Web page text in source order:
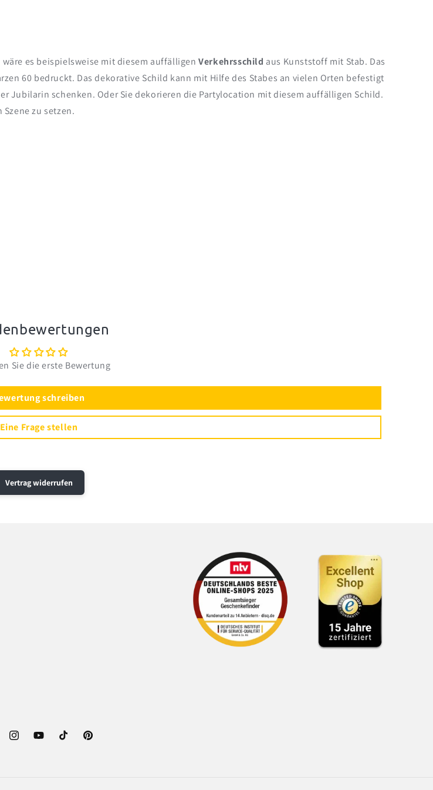
es beispielsweise mit diesem auffälligenVerkehrsschild aus Kunststoff mit Stab. Das
60 bedruckt. Das dekorative Schild kann mit Hilfe des Stabes an vielen Orten befestigt
Jubilarin schenken. Oder Sie dekorieren die Partylocation mit diesem auffälligen Schild.
zu setzen.
Sie die erste Bewertung
schreiben
Eine Frage stellen
Vertrag widerrufen
InstagramYouTubeTikTok Pinterest